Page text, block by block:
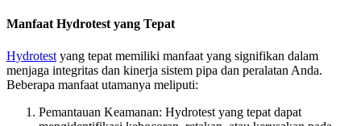
Manfaat Hydrotest yang Tepat
Hydrotest yang tepat memiliki manfaat yang signifikan dalam
menjaga integritas dan kinerja sistem pipa dan peralatan Anda.
Beberapa manfaat utamanya meliputi:
Pemantauan Keamanan: Hydrotest yang tepat dapat